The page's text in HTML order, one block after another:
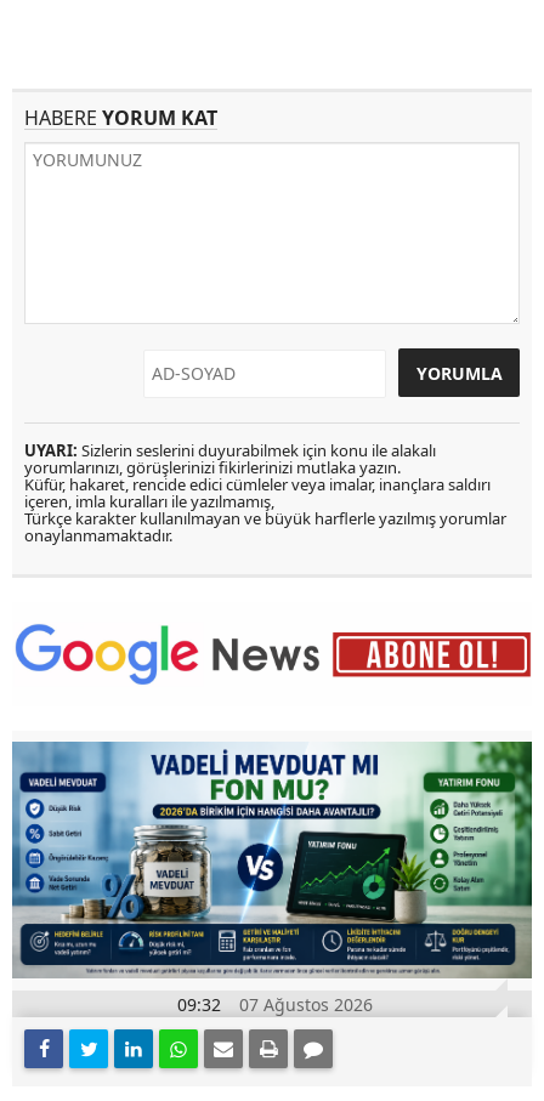
HABERE YORUM KAT
UYARI: Sizlerin seslerini duyurabilmek için konu ile alakalı
yorumlarınızı, görüşlerinizi fikirlerinizi mutlaka yazın.
Küfür, hakaret, rencide edici cümleler veya imalar, inançlara saldırı
içeren, imla kuralları ile yazılmamış,
Türkçe karakter kullanılmayan ve büyük harflerle yazılmış yorumlar
onaylanmamaktadır.
09:32 07 Ağustos 2026